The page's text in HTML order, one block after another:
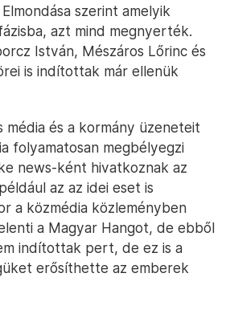
szerint amelyik
azt mind megnyerték.
István, Mészáros Lőrinc és
is indítottak már ellenük
média és a kormány üzeneteit
folyamatosan megbélyegzi
news-ként hivatkoznak az
az az idei eset is
a közmédia közleményben
a Magyar Hangot, de ebből
indítottak pert, de ez is a
erősíthette az emberek